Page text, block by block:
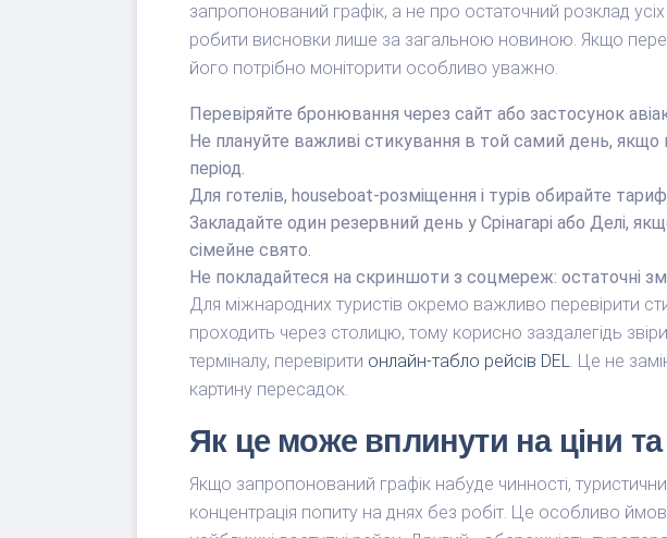
запропонований графік, а не про остаточний розклад
робити висновки лише за загальною новиною. Якщо
його потрібно моніторити особливо уважно.
Перевіряйте бронювання через сайт або застосунок
Не плануйте важливі стикування в той самий день, якщо
період.
Для готелів, houseboat-розміщення і турів обирайте
Закладайте один резервний день у Срінагарі або Делі,
сімейне свято.
Не покладайтеся на скриншоти з соцмереж: остаточні
Для міжнародних туристів окремо важливо перевірити
проходить через столицю, тому корисно заздалегідь
терміналу, перевірити онлайн-табло рейсів DEL. Це не
картину пересадок.
Як це може вплинути на ціни
Якщо запропонований графік набуде чинності,
концентрація попиту на днях без робіт. Це особливо